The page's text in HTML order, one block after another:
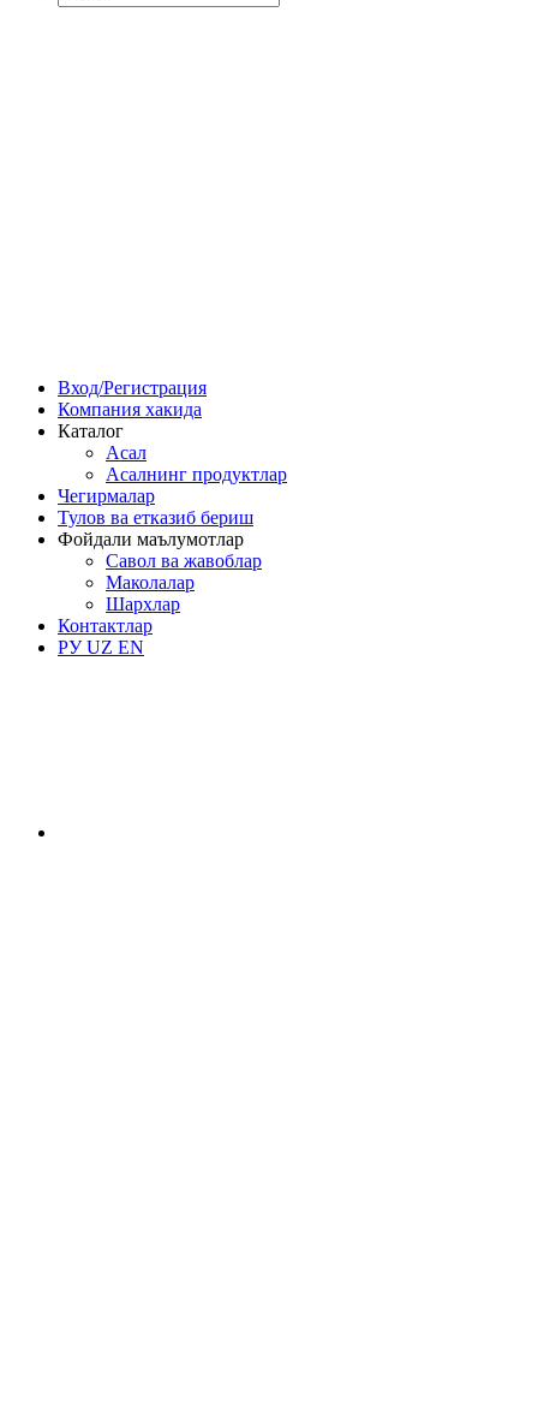
Вход/Регистрация
Компания хакида
Каталог
Асал
Асалнинг продуктлар
Чегирмалар
Тулов ва етказиб бериш
Фойдали маълумотлар
Савол ва жавоблар
Маколалар
Шархлар
Контактлар
РУ UZ EN